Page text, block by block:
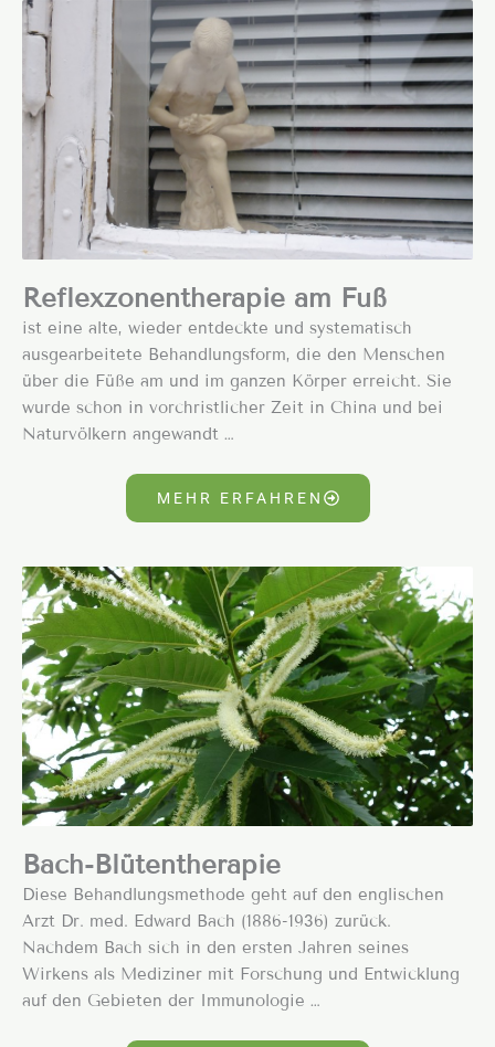
Reflexzonentherapie am Fuß
ist eine alte, wieder entdeckte und systematisch
ausgearbeitete Behandlungsform, die den Menschen
über die Füße am und im ganzen Körper erreicht. Sie
wurde schon in vorchristlicher Zeit in China und bei
Naturvölkern angewandt …
MEHR ERFAHREN
Bach-Blütentherapie
Diese Behandlungsmethode geht auf den englischen
Arzt Dr. med. Edward Bach (1886-1936) zurück.
Nachdem Bach sich in den ersten Jahren seines
Wirkens als Mediziner mit Forschung und Entwicklung
auf den Gebieten der Immunologie …